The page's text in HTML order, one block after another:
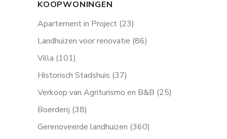
KOOPWONINGEN
Apartement in Project (23)
Landhuizen voor renovatie (86)
Villa (101)
Historisch Stadshuis (37)
Verkoop van Agriturismo en B&B (25)
Boerderij (38)
Gerenoveerde landhuizen (360)